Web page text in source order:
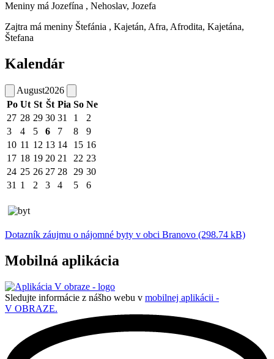
Meniny má Jozefína , Nehoslav, Jozefa
Zajtra má meniny Štefánia , Kajetán, Afra, Afrodita, Kajetána,
Štefana
Kalendár
August2026
Po Ut St Št Pia So Ne
27 28 29 30 31 1
2
3
4 5 6 7 8
9
10 11 12 13 14 15 16
17 18 19 20 21 22 23
24 25 26 27 28 29 30
31 1 2 3 4 5 6
Dotazník záujmu o nájomné byty v obci Branovo (298.74 kB)
Mobilná aplikácia
Sledujte informácie z nášho webu v mobilnej aplikácii -
V OBRAZE.